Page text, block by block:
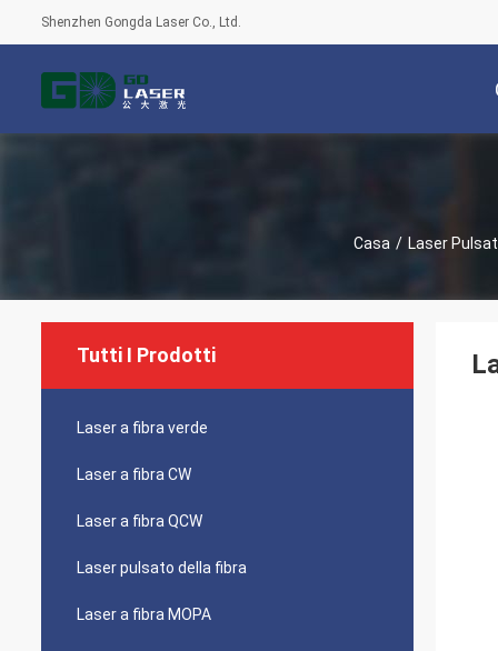
Shenzhen Gongda Laser Co., Ltd.
Casa / Laser
Tutti I Prodotti
Laser a fibra verde
Laser a fibra CW
Laser a fibra QCW
Laser pulsato della fibra
Laser a fibra MOPA